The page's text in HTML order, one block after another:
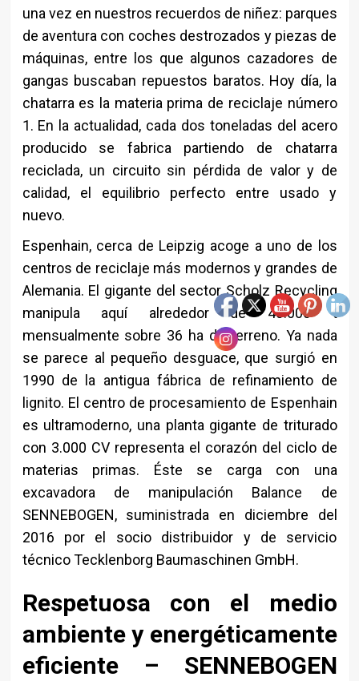
una vez en nuestros recuerdos de niñez: parques
de aventura con coches destrozados y piezas de
máquinas, entre los que algunos cazadores de
gangas buscaban repuestos baratos. Hoy día, la
chatarra es la materia prima de reciclaje número
1. En la actualidad, cada dos toneladas del acero
producido se fabrica partiendo de chatarra
reciclada, un circuito sin pérdida de valor y de
calidad, el equilibrio perfecto entre usado y
nuevo.
Espenhain, cerca de Leipzig acoge a uno de los
centros de reciclaje más modernos y grandes de
Alemania. El gigante del sector Scholz Recycling
manipula aquí alrededor de 40.000 t
mensualmente sobre 36 ha de terreno. Ya nada
se parece al pequeño desguace, que surgió en
1990 de la antigua fábrica de refinamiento de
lignito. El centro de procesamiento de Espenhain
es ultramoderno, una planta gigante de triturado
con 3.000 CV representa el corazón del ciclo de
materias primas. Éste se carga con una
excavadora de manipulación Balance de
SENNEBOGEN, suministrada en diciembre del
2016 por el socio distribuidor y de servicio
técnico Tecklenborg Baumaschinen GmbH.
Respetuosa con el medio
ambiente y energéticamente
eficiente – SENNEBOGEN